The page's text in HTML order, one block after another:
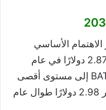
الأساسي
الواحد إلى مستوى أدنى يبلغ 2.87 دولارًا في عام
2033. ويمكن أن يصل سعر BAT إلى مستوى أقصى
يبلغ 3.39 دولارًا بمتوسط ​​سعر 2.98 دولارًا طوال عام